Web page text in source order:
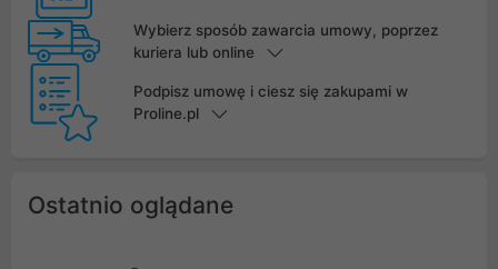
Wybierz sposób zawarcia umowy, poprzez
kuriera lub online
Podpisz umowę i ciesz się zakupami w
Proline.pl
Ostatnio oglądane